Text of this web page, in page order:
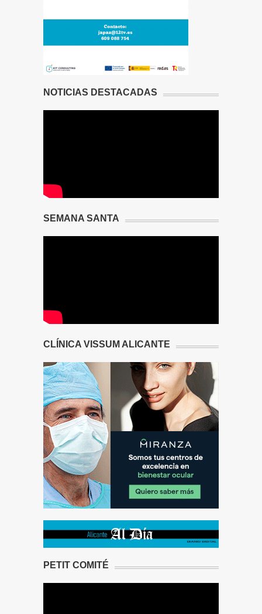
NOTICIAS DESTACADAS
SEMANA SANTA
CLÍNICA VISSUM ALICANTE
PETIT COMITÉ